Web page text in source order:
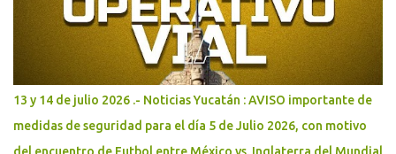
13 y 14 de julio 2026 .- Noticias Yucatán : AVISO importante de
medidas de seguridad para el día 5 de Julio 2026, con motivo
del encuentro de Futbol entre México vs. Inglaterra del Mundial